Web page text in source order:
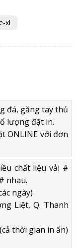
xl
2022 MẪU THỨ 3
đá, găng tay thủ
lượng đặt in.
ONLINE với đơn
chất liệu vải #
nhau.
ngày)
Liệt, Q. Thanh
thời gian in ấn)